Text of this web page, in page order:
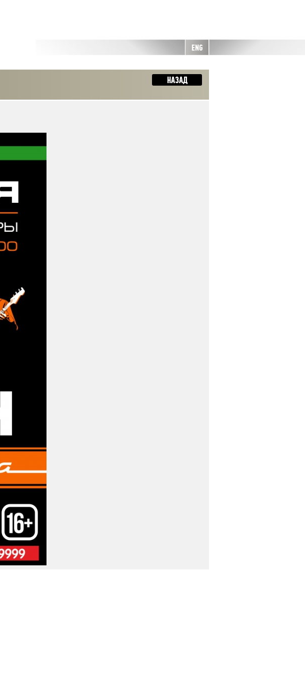
ENG
НАЗАД